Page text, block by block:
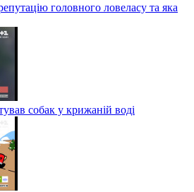
головного ловеласу та яка
собак у крижаній воді